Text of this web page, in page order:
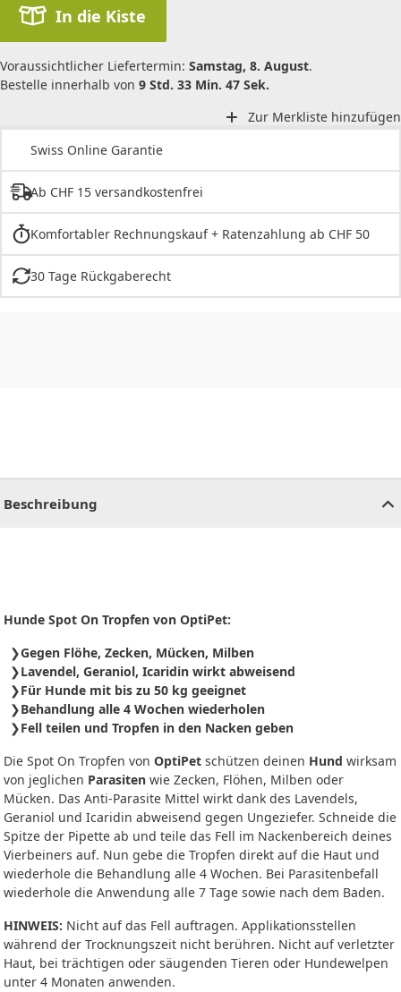
In die Kiste
Voraussichtlicher Liefertermin: Samstag, 8. August.
Bestelle innerhalb von 9 Std. 33 Min. 47 Sek.
Zur Merkliste hinzufügen
Swiss Online Garantie
Ab CHF 15 versandkostenfrei
Komfortabler Rechnungskauf + Ratenzahlung ab CHF 50
30 Tage Rückgaberecht
Beschreibung
Hunde Spot On Tropfen von OptiPet:
Gegen Flöhe, Zecken, Mücken, Milben
Lavendel, Geraniol, Icaridin wirkt abweisend
Für Hunde mit bis zu 50 kg geeignet
Behandlung alle 4 Wochen wiederholen
Fell teilen und Tropfen in den Nacken geben
Die Spot On Tropfen von OptiPet schützen deinen Hund wirksam
von jeglichen Parasiten wie Zecken, Flöhen, Milben oder
Mücken. Das Anti-Parasite Mittel wirkt dank des Lavendels,
Geraniol und Icaridin abweisend gegen Ungeziefer. Schneide die
Spitze der Pipette ab und teile das Fell im Nackenbereich deines
Vierbeiners auf. Nun gebe die Tropfen direkt auf die Haut und
wiederhole die Behandlung alle 4 Wochen. Bei Parasitenbefall
wiederhole die Anwendung alle 7 Tage sowie nach dem Baden.
HINWEIS: Nicht auf das Fell auftragen. Applikationsstellen
während der Trocknungszeit nicht berühren. Nicht auf verletzter
Haut, bei trächtigen oder säugenden Tieren oder Hundewelpen
unter 4 Monaten anwenden.